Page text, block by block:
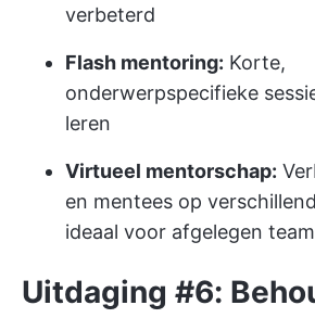
verbeterd
Flash mentoring: Korte,
onderwerpspecifieke
leren
Virtueel mentorschap:
en mentees op
ideaal voor afgelegen
Uitdaging #6: